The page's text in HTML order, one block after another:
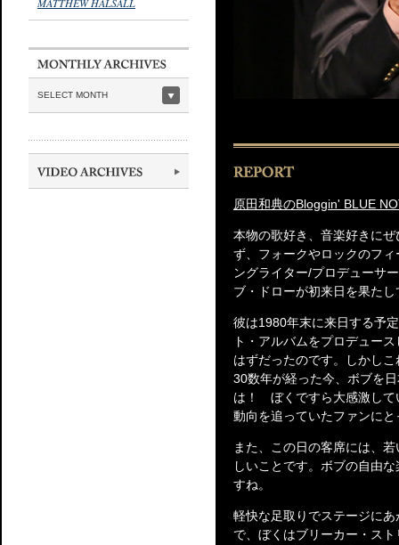
SELECT MONTH
原田和典のBloggin' BLUE
本物の歌好き、音楽好きに
ず、フォークやロックのフ
ングライター/プロデューサ
ブ・ドローが初来日を果た
彼は1980年末に来日する予
ト・アルバムをプロデュー
はずだったのです。しかし
30数年が経った今、ボブを
は！ ぼくですら大感激して
動向を追っていたファンに
また、この日の客席には、
しいことです。ボブの自由
すね。
軽快な足取りでステージに
で、ぼくはブリーカー・ス